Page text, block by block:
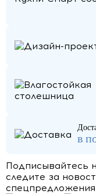
в
Подписывайтесь
следите за